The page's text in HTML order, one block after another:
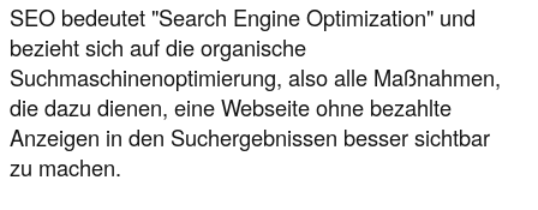
SEO bedeutet "Search Engine Optimization" und
bezieht sich auf die organische
Suchmaschinenoptimierung, also alle Maßnahmen,
die dazu dienen, eine Webseite ohne bezahlte
Anzeigen in den Suchergebnissen besser sichtbar
zu machen.